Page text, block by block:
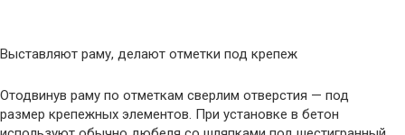
Выставляют раму, делают отметки под крепеж
Отодвинув раму по отметкам сверлим отверстия — под
размер крепежных элементов. При установке в бетон